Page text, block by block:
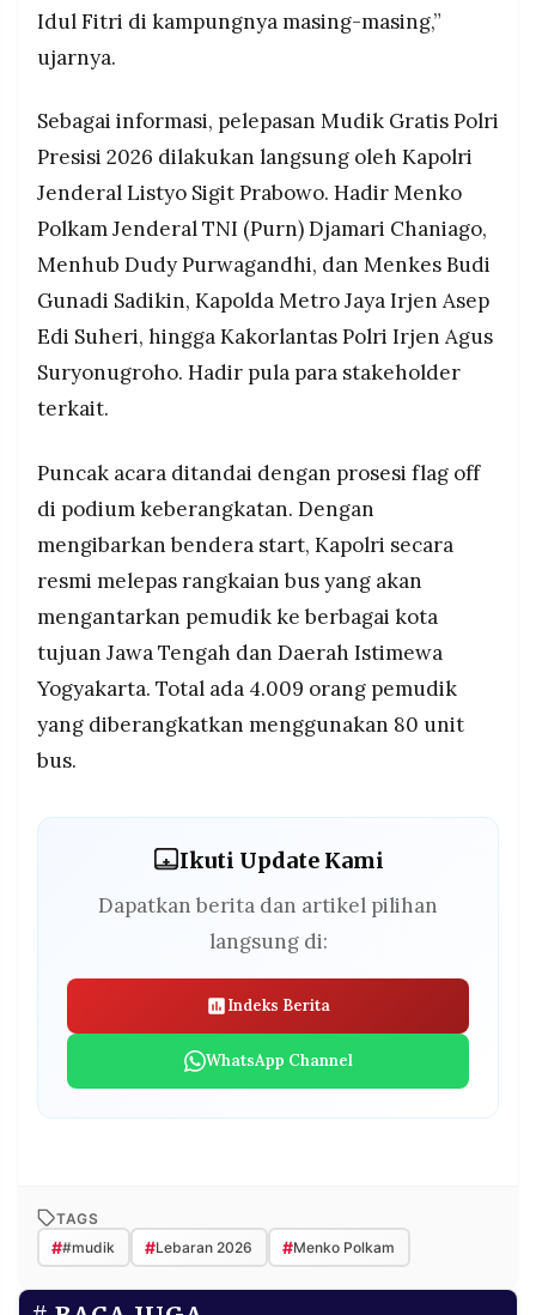
Idul Fitri di kampungnya masing-masing,”
ujarnya.
Sebagai informasi, pelepasan Mudik Gratis Polri
Presisi 2026 dilakukan langsung oleh Kapolri
Jenderal Listyo Sigit Prabowo. Hadir Menko
Polkam Jenderal TNI (Purn) Djamari Chaniago,
Menhub Dudy Purwagandhi, dan Menkes Budi
Gunadi Sadikin, Kapolda Metro Jaya Irjen Asep
Edi Suheri, hingga Kakorlantas Polri Irjen Agus
Suryonugroho. Hadir pula para stakeholder
terkait.
Puncak acara ditandai dengan prosesi flag off
di podium keberangkatan. Dengan
mengibarkan bendera start, Kapolri secara
resmi melepas rangkaian bus yang akan
mengantarkan pemudik ke berbagai kota
tujuan Jawa Tengah dan Daerah Istimewa
Yogyakarta. Total ada 4.009 orang pemudik
yang diberangkatkan menggunakan 80 unit
bus.
Ikuti Update Kami
Dapatkan berita dan artikel pilihan
langsung di:
Indeks Berita
WhatsApp Channel
TAGS
##mudik #Lebaran 2026 #Menko Polkam